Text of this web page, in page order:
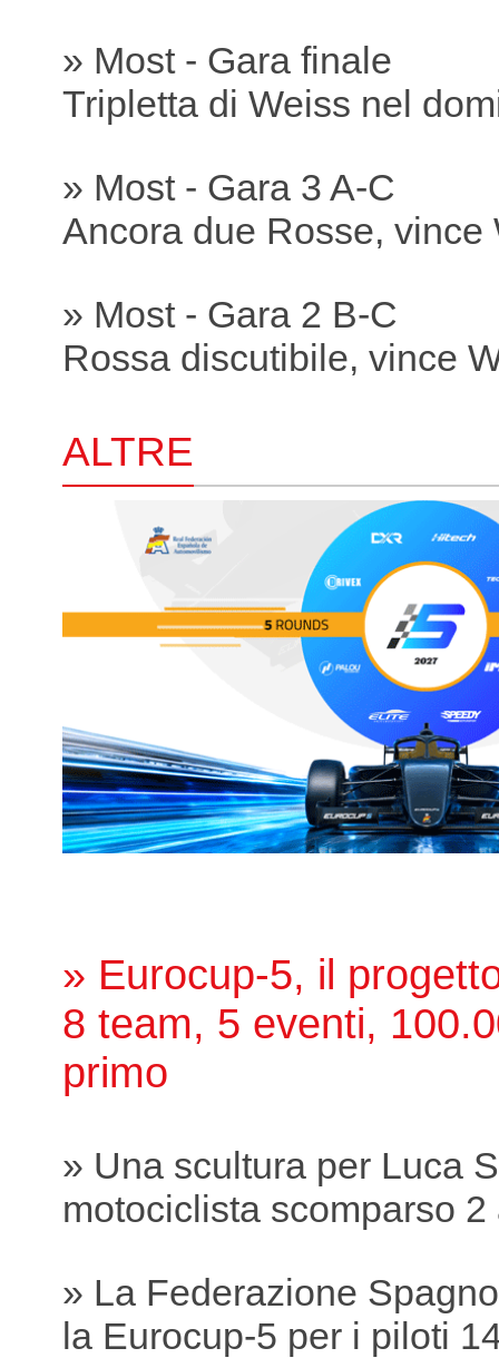
» Most - Gara finale
Tripletta di Weiss nel
» Most - Gara 3 A-C
Ancora due Rosse, vince
» Most - Gara 2 B-C
Rossa discutibile, vince
ALTRE
» Eurocup-5, il
8 team, 5 eventi,
primo
» Una scultura per Luca
motociclista scomparso 2
» La Federazione
la Eurocup-5 per i piloti